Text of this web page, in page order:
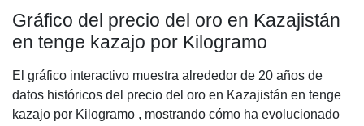
Gráfico del precio del oro en Kazajistán
en tenge kazajo por Kilogramo
El gráfico interactivo muestra alrededor de 20 años de
datos históricos del precio del oro en Kazajistán en tenge
kazajo por Kilogramo , mostrando cómo ha evolucionado